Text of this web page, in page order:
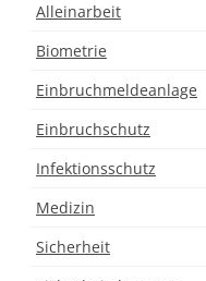
Alleinarbeit
Biometrie
Einbruchmeldeanlage
Einbruchschutz
Infektionsschutz
Medizin
Sicherheit